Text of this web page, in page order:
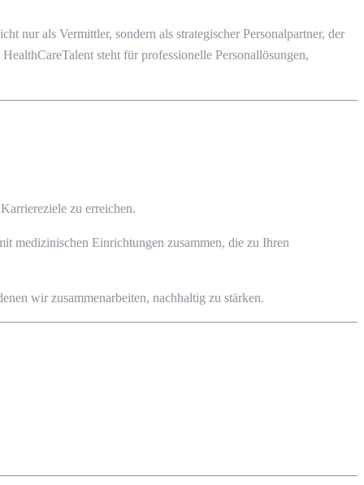
nur als Vermittler, sondern als strategischer Personalpartner, der
steht für professionelle Personallösungen,
zu erreichen.
medizinischen Einrichtungen zusammen, die zu Ihren
wir zusammenarbeiten, nachhaltig zu stärken.